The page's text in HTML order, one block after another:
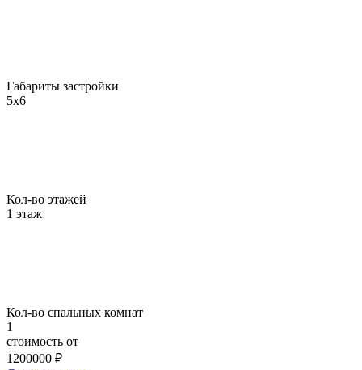
Габариты застройки
5х6
Кол-во этажей
1 этаж
Кол-во спальных комнат
1
стоимость от
1200000 ₽